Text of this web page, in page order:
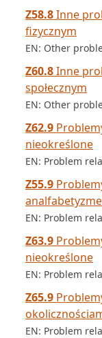
Z58.8Inne
fizycznym
EN: Other
Z60.8Inne
społecznym
EN: Other
Z62.9
nieokreślone
EN: Problem
Z55.9
EN: Problem
Z63.9
nieokreślone
EN: Problem
Z65.9
EN: Problem